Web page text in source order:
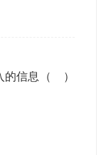
的信息（ ）